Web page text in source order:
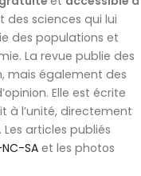
des sciences qui lui
des populations et
La revue publie des
mais également des
Elle est écrite
à l’unité, directement
articles publiés
SA et les photos